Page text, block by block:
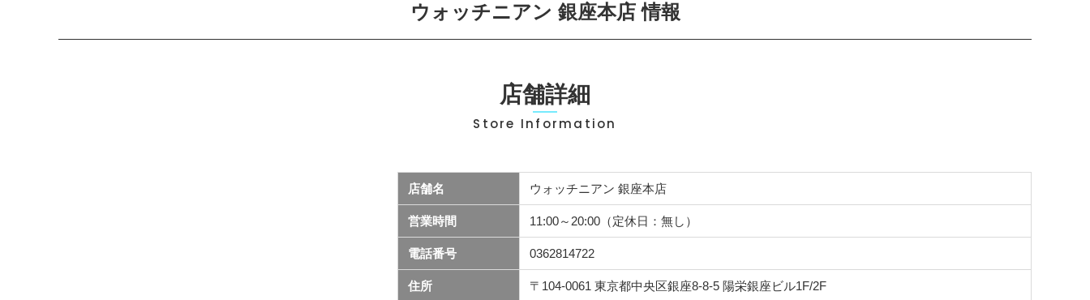
ウォッチニアン 銀座本店 情報
店舗詳細
Store Information
店舗名 ウォッチニアン 銀座本店
営業時間 11:00～20:00（定休日：無し）
電話番号 0362814722
住所 〒104-0061 東京都中央区銀座8-8-5 陽栄銀座ビル1F/2F